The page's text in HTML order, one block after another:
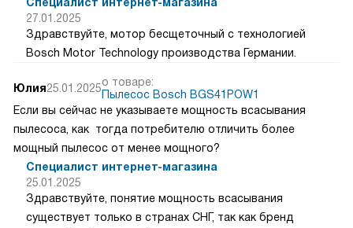
27.01.2025
Здравствуйте, мотор бесщеточный с технологией
Bosch Motor Technology производства Германии.
Юлия25.01.2025о товаре:
Пылесос Bosch BGS41POW1
Если вы сейчас не указываете мощность всасывания
пылесоса, как тогда потребителю отличить более
мощный пылесос от менее мощного?
Специалист интернет-магазина
25.01.2025
Здравствуйте, понятие мощность всасывания
существует только в странах СНГ, так как бренд